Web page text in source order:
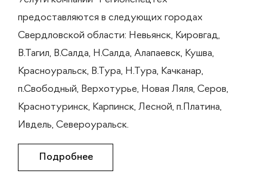
предоставляются в следующих городах
Свердловской области: Невьянск, Кировгад,
В.Тагил, В.Салда, Н.Салда, Алапаевск, Кушва,
Красноуральск, В.Тура, Н.Тура, Качканар,
п.Свободный, Верхотурье, Новая Ляля, Серов,
Краснотуринск, Карпинск, Лесной, п.Платина,
Ивдель, Североуральск.
Подробнее